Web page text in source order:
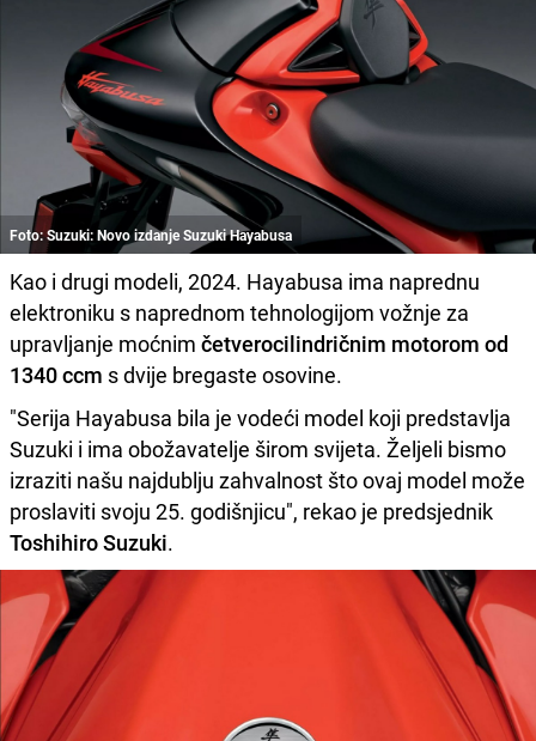
Foto: Suzuki: Novo izdanje Suzuki Hayabusa
Kao i drugi modeli, 2024. Hayabusa ima naprednu
elektroniku s naprednom tehnologijom vožnje za
upravljanje moćnim četverocilindričnim motorom od
1340 ccm s dvije bregaste osovine.
"Serija Hayabusa bila je vodeći model koji predstavlja
Suzuki i ima obožavatelje širom svijeta. Željeli bismo
izraziti našu najdublju zahvalnost što ovaj model može
proslaviti svoju 25. godišnjicu", rekao je predsjednik
Toshihiro Suzuki.